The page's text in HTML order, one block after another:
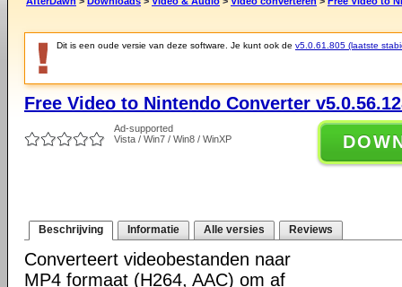
Dit is een oude versie van deze software. Je kunt ook de v5.0.61.805 (laatste
Free Video to Nintendo Converter
Ad-supported
Vista / Win7 / Win8 / WinXP
Beschrijving Informatie Alle versies Reviews
Converteert videobestanden naar
MP4 formaat (H264, AAC) om af